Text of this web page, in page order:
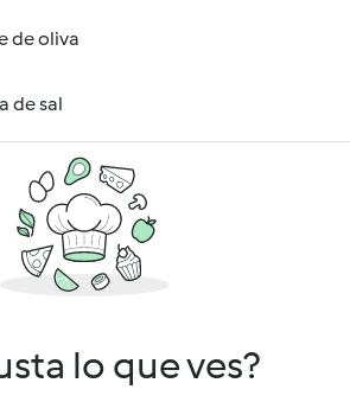
de oliva
de sal
lo que ves?